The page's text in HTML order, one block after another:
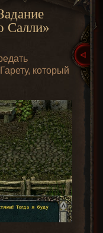
Салли»
который